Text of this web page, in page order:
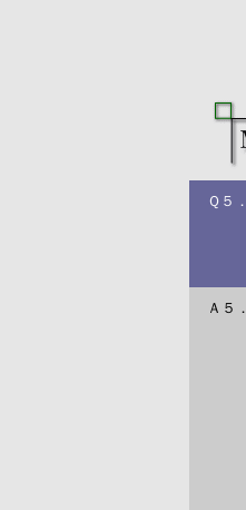
Ｑ５．
Ａ５．